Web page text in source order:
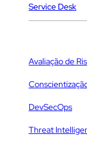
Service Desk
Avaliação de
DevSecOps
Threat